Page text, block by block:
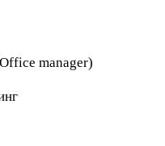
manager)